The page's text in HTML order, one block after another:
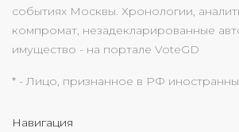
событиях Москвы. Хронологии,
компромат, незадекларированные
имущество - на портале VoteGD
* - Лицо, признанное в РФ
Навигация